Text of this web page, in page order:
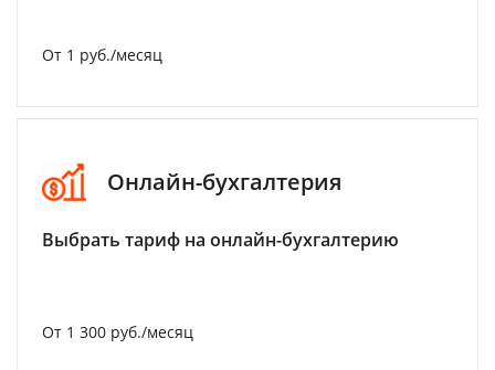
От 1 руб./месяц
Онлайн-бухгалтерия
Выбрать тариф на онлайн-бухгалтерию
От 1 300 руб./месяц